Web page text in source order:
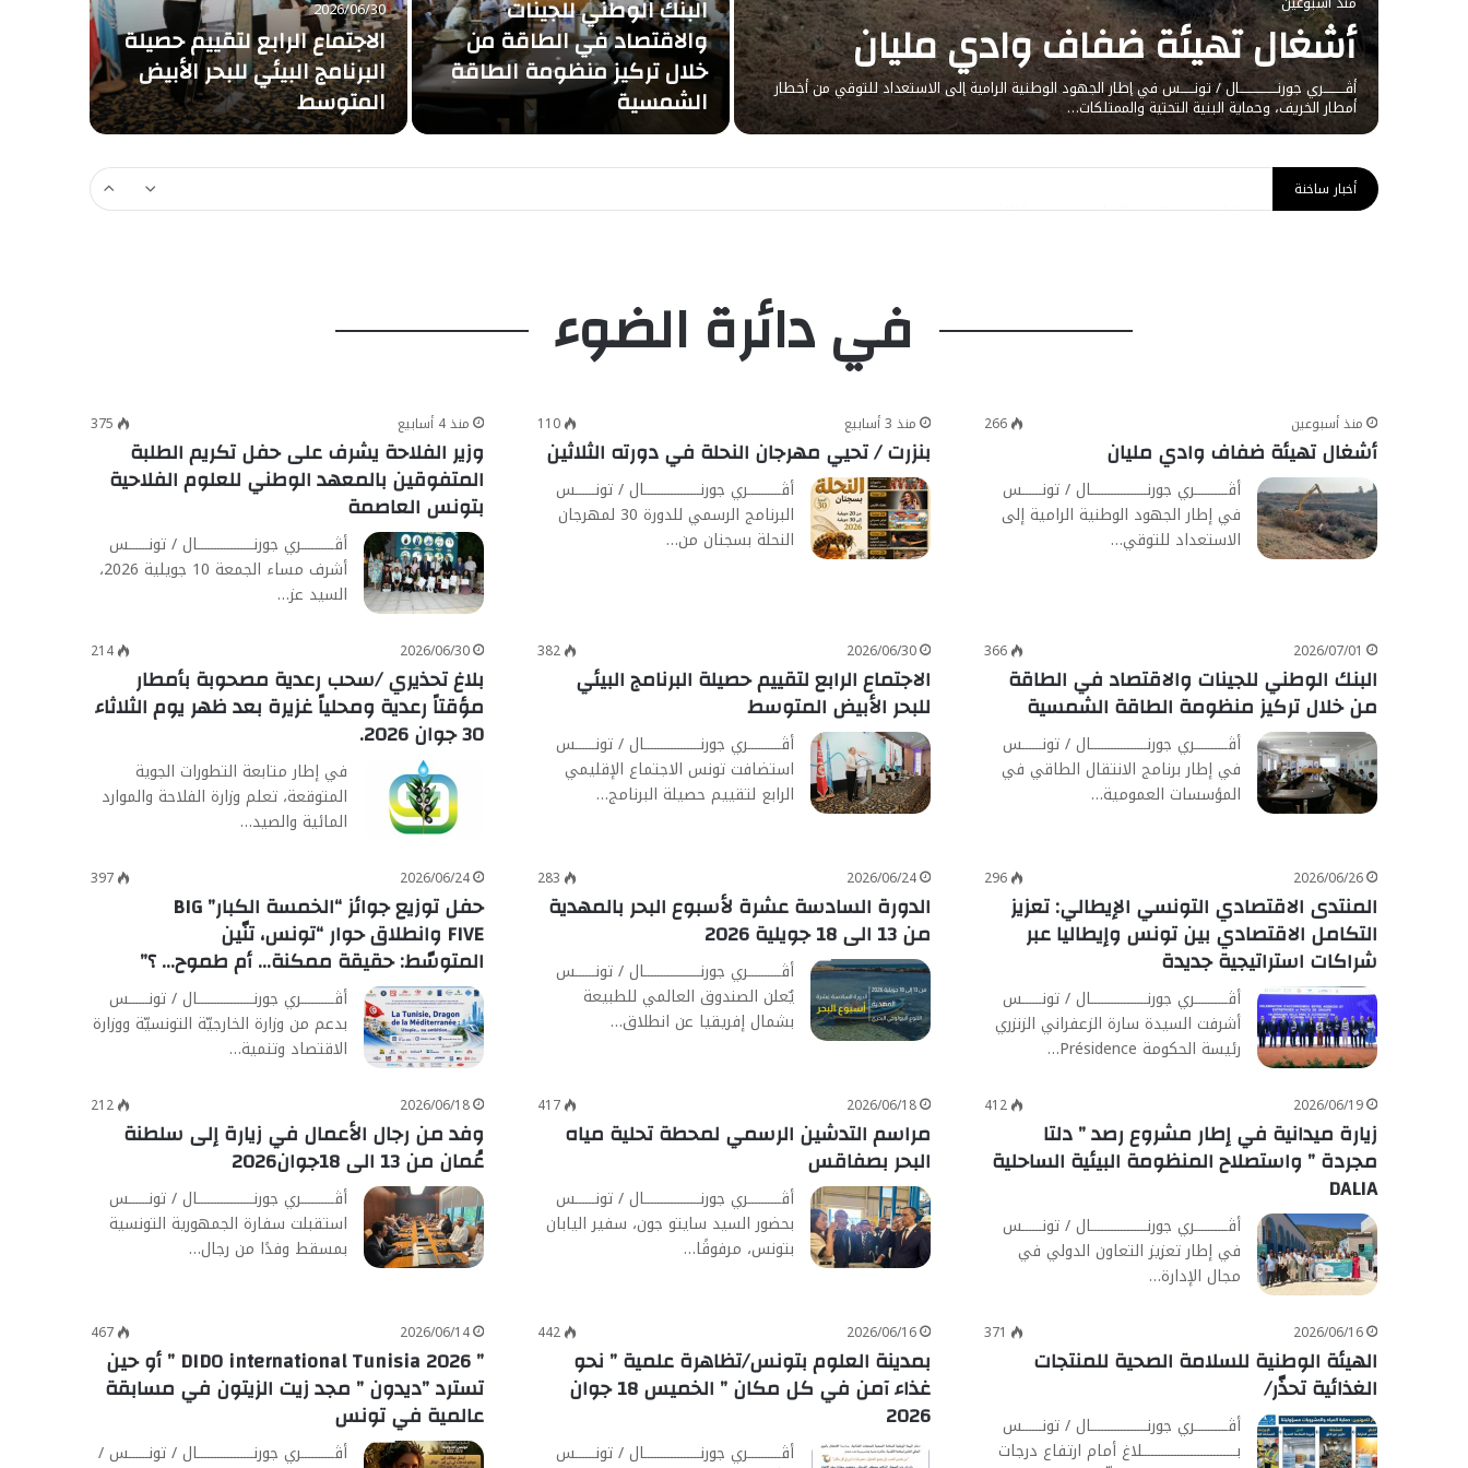
أشغال تهيئة ضفاف وادي مليان
أڨــــــــــري جورنـــــــــــــــــال / تونــــــس في إطار الجهود الوطنية الرامية إلى الاستعداد للتوقي من أخطار
أمطار الخريف، وحماية البنية التحتية والممتلكات…
البنك الوطني للجينات
والاقتصاد في الطاقة من
خلال تركيز منظومة الطاقة
الشمسية
2026/06/30
الاجتماع الرابع لتقييم حصيلة
البرنامج البيئي للبحر الأبيض
المتوسط
أخبار ساخنة
في دائرة الضوء
منذ أسبوعين 266
أشغال تهيئة ضفاف وادي مليان
أڨــــــــــري جورنـــــــــــــــــال / تونــــــس
في إطار الجهود الوطنية الرامية إلى
الاستعداد للتوقي…
منذ 3 أسابيع 110
بنزرت / تحيي مهرجان النحلة في دورته الثلاثين
أڨــــــــــري جورنـــــــــــــــــال / تونــــــس
البرنامج الرسمي للدورة 30 لمهرجان
النحلة بسجنان من…
منذ 4 أسابيع 375
وزير الفلاحة يشرف على حفل تكريم الطلبة
المتفوقين بالمعهد الوطني للعلوم الفلاحية
بتونس العاصمة
أڨــــــــــري جورنـــــــــــــــــال / تونــــــس
أشرف مساء الجمعة 10 جويلية 2026،
السيد عز…
2026/07/01
366
البنك الوطني للجينات والاقتصاد في الطاقة
من خلال تركيز منظومة الطاقة الشمسية
أڨــــــــــري جورنـــــــــــــــــال / تونــــــس
في إطار برنامج الانتقال الطاقي في
المؤسسات العمومية…
2026/06/30
382
الاجتماع الرابع لتقييم حصيلة البرنامج البيئي
للبحر الأبيض المتوسط
أڨــــــــــري جورنـــــــــــــــــال / تونــــــس
استضافت تونس الاجتماع الإقليمي
الرابع لتقييم حصيلة البرنامج…
2026/06/30
214
بلاغ تحذيري /سحب رعدية مصحوبة بأمطار
مؤقتاً رعدية ومحلياً غزيرة بعد ظهر يوم الثلاثاء
30 جوان 2026.
في إطار متابعة التطورات الجوية
المتوقعة، تعلم وزارة الفلاحة والموارد
المائية والصيد…
2026/06/26
296
المنتدى الاقتصادي التونسي الإيطالي: تعزيز
التكامل الاقتصادي بين تونس وإيطاليا عبر
شراكات استراتيجية جديدة
أڨــــــــــري جورنـــــــــــــــــال / تونــــــس
أشرفت السيدة سارة الزعفراني الزنزري
رئيسة الحكومة Présidence…
2026/06/24
283
الدورة السادسة عشرة لأسبوع البحر بالمهدية
من 13 الى 18 جويلية 2026
أڨــــــــــري جورنـــــــــــــــــال / تونــــــس
يٌعلن الصندوق العالمي للطبيعة
بشمال إفريقيا عن انطلاق…
2026/06/24
397
حفل توزيع جوائز “الخمسة الكبار” BIG
FIVE وانطلاق حوار “تونس، تنّين
المتوسّط: حقيقة ممكنة… أم طموح… ؟”
أڨــــــــــري جورنـــــــــــــــــال / تونــــــس
بدعم من وزارة الخارجيّة التونسيّة ووزارة
الاقتصاد وتنمية…
2026/06/19
412
زيارة ميدانية في إطار مشروع رصد ” دلتا
مجردة ” واستصلاح المنظومة البيئية الساحلية
DALIA
أڨــــــــــري جورنـــــــــــــــــال / تونــــــس
في إطار تعزيز التعاون الدولي في
مجال الإدارة…
2026/06/18
417
مراسم التدشين الرسمي لمحطة تحلية مياه
البحر بصفاقس
أڨــــــــــري جورنـــــــــــــــــال / تونــــــس
بحضور السيد سايتو جون، سفير اليابان
بتونس، مرفوقًا…
2026/06/18
212
وفد من رجال الأعمال في زيارة إلى سلطنة
عُمان من 13 الى 18جوان2026
أڨــــــــــري جورنـــــــــــــــــال / تونــــــس
استقبلت سفارة الجمهورية التونسية
بمسقط وفدًا من رجال…
2026/06/16
371
الهيئة الوطنية للسلامة الصحية للمنتجات
الغذائية تحذّر/
أڨــــــــــري جورنـــــــــــــــــال / تونــــــس
بـــــــــــــــــــــــــــــلاغ أمام ارتفاع درجات
2026/06/16
442
بمدينة العلوم بتونس/تظاهرة علمية ” نحو
غذاء آمن في كل مكان ” الخميس 18 جوان
2026
أڨــــــــــري جورنـــــــــــــــــال / تونــــــس
2026/06/14
467
” DIDO international Tunisia 2026 ” أو حين
تسترد ”ديدون ” مجد زيت الزيتون في مسابقة
عالمية في تونس
أڨــــــــــري جورنـــــــــــــــــال / تونــــــس /